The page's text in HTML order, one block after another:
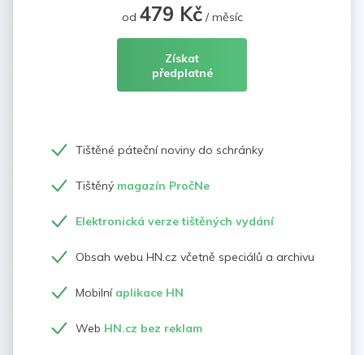
od 479 Kč/ měsíc
Získat
předplatné
Tištěné páteční noviny do schránky
Tištěný magazín PročNe
Elektronická verze tištěných vydání
Obsah webu HN.cz včetně speciálů a archivu
Mobilní aplikace HN
Web HN.cz bez reklam